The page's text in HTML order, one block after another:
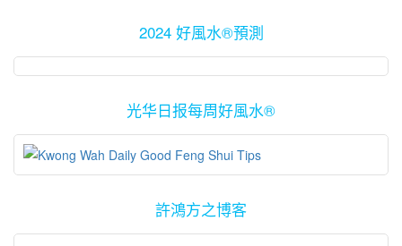
2024 好風水®預測
光华日报每周好風水®
許鴻方之博客